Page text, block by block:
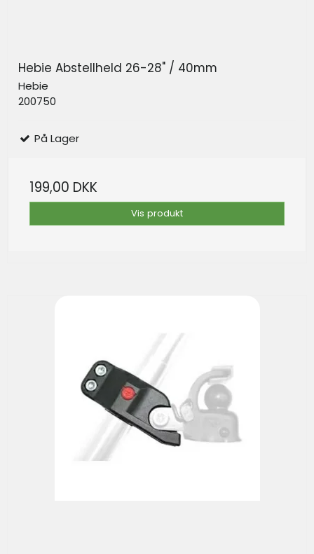
Hebie Abstellheld 26-28" / 40mm
Hebie
200750
På Lager
199,00 DKK
Vis produkt